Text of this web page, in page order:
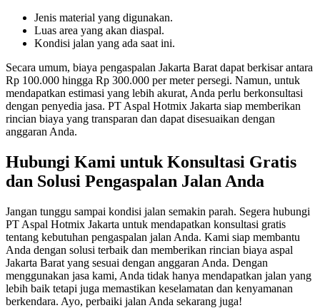
Jenis material yang digunakan.
Luas area yang akan diaspal.
Kondisi jalan yang ada saat ini.
Secara umum, biaya pengaspalan Jakarta Barat dapat berkisar antara
Rp 100.000 hingga Rp 300.000 per meter persegi. Namun, untuk
mendapatkan estimasi yang lebih akurat, Anda perlu berkonsultasi
dengan penyedia jasa. PT Aspal Hotmix Jakarta siap memberikan
rincian biaya yang transparan dan dapat disesuaikan dengan
anggaran Anda.
Hubungi Kami untuk Konsultasi Gratis
dan Solusi Pengaspalan Jalan Anda
Jangan tunggu sampai kondisi jalan semakin parah. Segera hubungi
PT Aspal Hotmix Jakarta untuk mendapatkan konsultasi gratis
tentang kebutuhan pengaspalan jalan Anda. Kami siap membantu
Anda dengan solusi terbaik dan memberikan rincian biaya aspal
Jakarta Barat yang sesuai dengan anggaran Anda. Dengan
menggunakan jasa kami, Anda tidak hanya mendapatkan jalan yang
lebih baik tetapi juga memastikan keselamatan dan kenyamanan
berkendara. Ayo, perbaiki jalan Anda sekarang juga!